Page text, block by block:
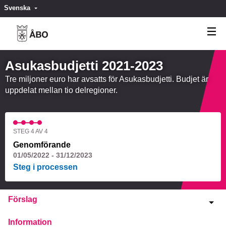
SvenskaValitse kieli
Asukasbudjetti 2021-2023
Tre miljoner euro har avsatts för Asukasbudjetti. Budjet är
uppdelat mellan tio delregioner.
STEG 4 AV 4
Genomförande
01/05/2022 - 31/12/2023
Steg i processen
Förslag
Information